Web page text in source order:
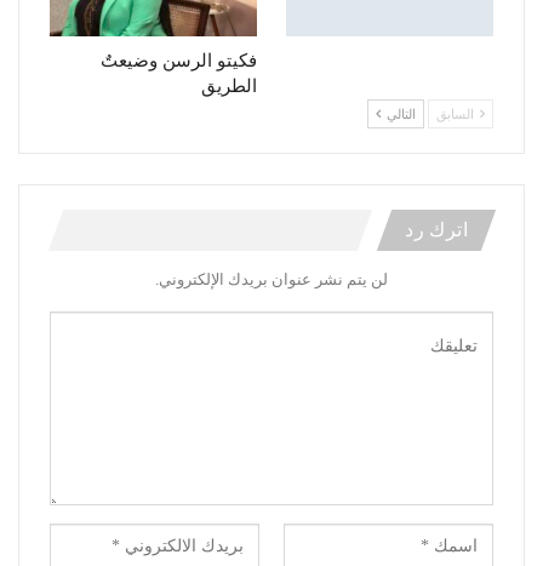
فكيتو الرسن وضيعتٌ
الطريق
السابق التالي
اترك رد
لن يتم نشر عنوان بريدك الإلكتروني.